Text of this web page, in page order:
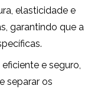
elasticidade e
garantindo que a
e seguro,
separar os